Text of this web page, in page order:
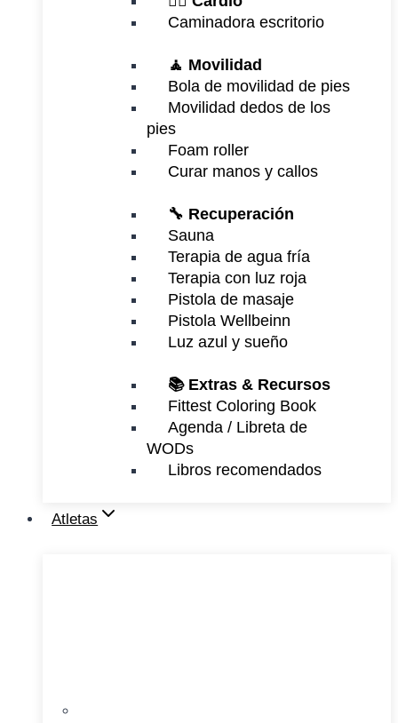
Caminadora escritorio
🧘 Movilidad
Bola de movilidad de pies
Movilidad dedos de los
pies
Foam roller
Curar manos y callos
🔧 Recuperación
Sauna
Terapia de agua fría
Terapia con luz roja
Pistola de masaje
Pistola Wellbeinn
Luz azul y sueño
📚 Extras & Recursos
Fittest Coloring Book
Agenda / Libreta de
WODs
Libros recomendados
Atletas